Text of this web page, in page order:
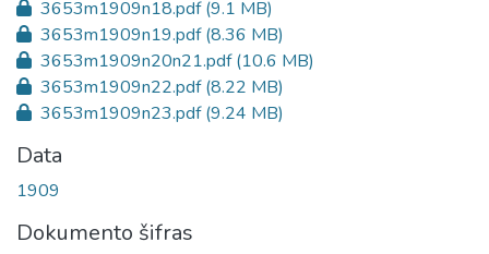
3653m1909n18.pdf(9.1 MB)
3653m1909n19.pdf(8.36 MB)
3653m1909n20n21.pdf(10.6 MB)
3653m1909n22.pdf(8.22 MB)
3653m1909n23.pdf(9.24 MB)
Data
1909
Dokumento šifras